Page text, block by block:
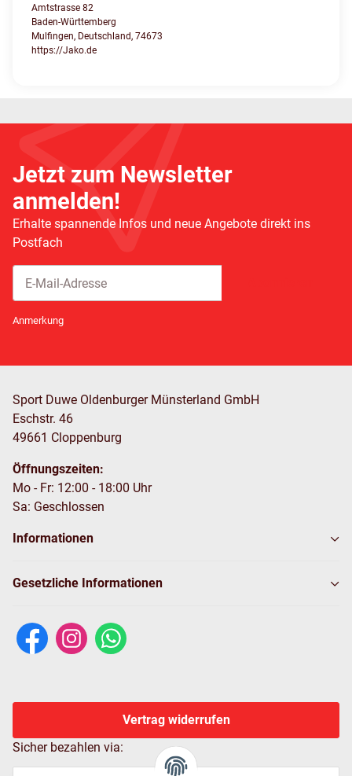
Amtstrasse 82
Baden-Württemberg
Mulfingen, Deutschland, 74673
https://Jako.de
Jetzt zum Newsletter
anmelden!
Erhalte spannende Infos und neue Angebote direkt ins
Postfach
Anmerkung
Sport Duwe Oldenburger Münsterland GmbH
Eschstr. 46
49661 Cloppenburg
Öffnungszeiten:
Mo - Fr: 12:00 - 18:00 Uhr
Sa: Geschlossen
Informationen
Gesetzliche Informationen
Vertrag widerrufen
Sicher bezahlen via: